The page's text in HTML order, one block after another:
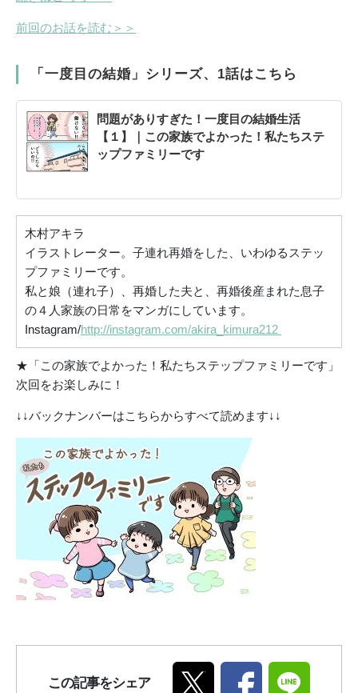
前回のお話を読む＞＞
「一度目の結婚」シリーズ、1話はこちら
問題がありすぎた！一度目の結婚生活
【１】｜この家族でよかった！私たちステ
ップファミリーです
木村アキラ
イラストレーター。子連れ再婚をした、 いわゆるステッ
プファミリーです。
私と娘（連れ子）、再婚した夫と、 再婚後産まれた息子
の４人家族の日常をマンガにしています。
Instagram/http://instagram.com/akira_kimura212
★「この家族でよかった！私たちステップファミリーです」
次回をお楽しみに！
↓↓バックナンバーはこちらからすべて読めます↓↓
この記事をシェア